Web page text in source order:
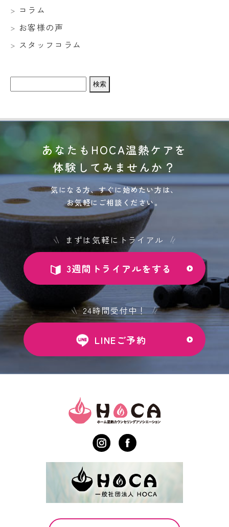
コラム
お客様の声
スタッフコラム
索:
あなたもHOCA温熱ケアを
体験してみませんか？
気になる方、すぐに始めたい方は、
お気軽にご相談ください。
まずは気軽にトライアル
3週間トライアルをする
24時間受付中！
LINEご予約